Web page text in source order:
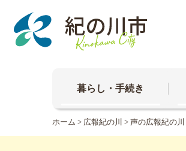
暮らし・手続き
ホーム > 広報紀の川 > 声の広報紀の川